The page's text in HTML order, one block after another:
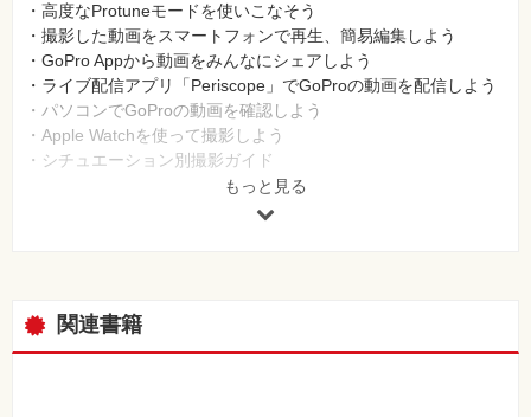
・高度なProtuneモードを使いこなそう
・撮影した動画をスマートフォンで再生、簡易編集しよう
・GoPro Appから動画をみんなにシェアしよう
・ライブ配信アプリ「Periscope」でGoProの動画を配信しよう
・パソコンでGoProの動画を確認しよう
・Apple Watchを使って撮影しよう
・シチュエーション別撮影ガイド
・過酷なヒルクライムレースを撮る「モンスター田嶋」のGoPro
・GoPro最新アクセサリーカタログ
Part 3 動画を編集して作品を生み出そう
もっと見る
関連書籍